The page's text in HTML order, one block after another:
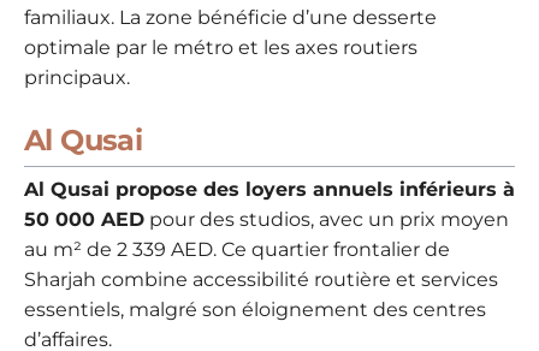
familiaux. La zone bénéficie d’une desserte
optimale par le métro et les axes routiers
principaux.
Al Qusai
Al Qusai propose des loyers annuels inférieurs à
50 000 AED pour des studios, avec un prix moyen
au m² de 2 339 AED. Ce quartier frontalier de
Sharjah combine accessibilité routière et services
essentiels, malgré son éloignement des centres
d’affaires.